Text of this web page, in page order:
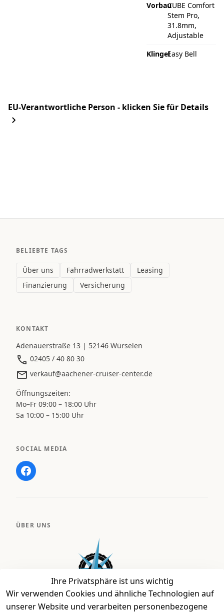
VorbauCUBE Comfort
Stem Pro,
31.8mm,
Adjustable
KlingelEasy Bell
EU-Verantwortliche Person - klicken Sie für Details
Ihre Privatsphäre ist uns wichtig
Wir verwenden Cookies und ähnliche Technologien auf
unserer Website und verarbeiten personenbezogene
BELIEBTE TAGS
Über uns Fahrradwerkstatt
Leasing
Finanzierung
Versicherung
KONTAKT
Adenauerstraße 13 | 52146 Würselen
02405 / 40 80 30
verkauf@aachener-cruiser-center.de
Öffnungszeiten:
Mo–Fr 09:00 – 18:00 Uhr
Sa 10:00 – 15:00 Uhr
SOCIAL MEDIA
ÜBER UNS